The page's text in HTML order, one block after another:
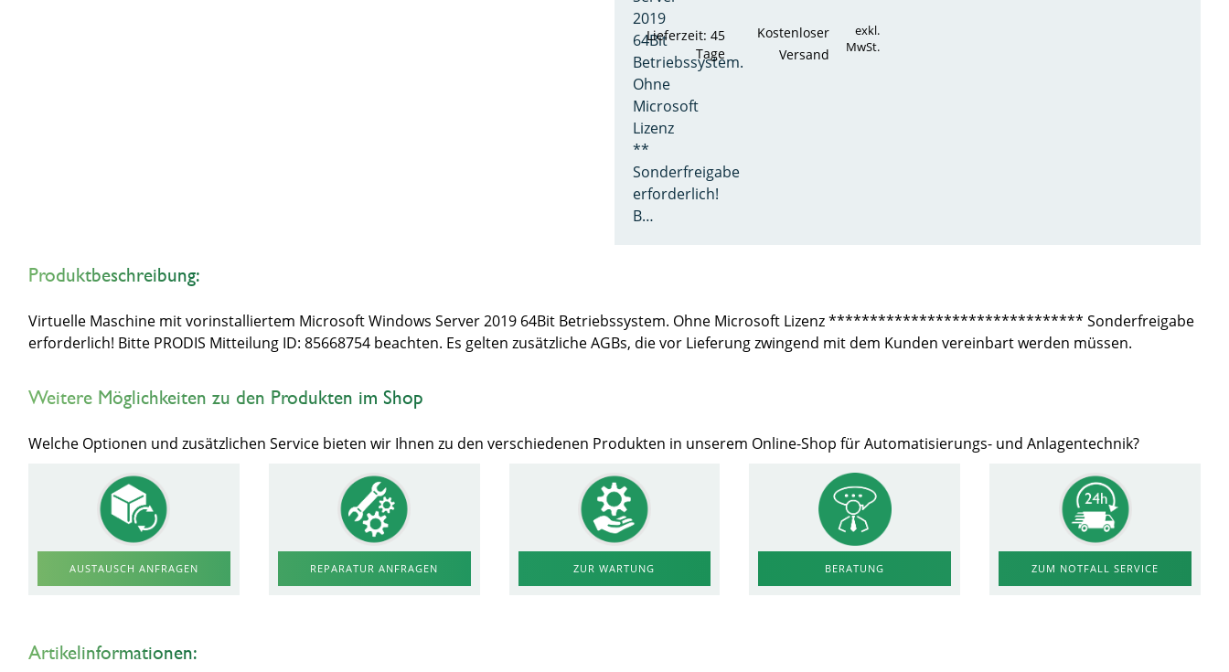
2019
64Bit
Betriebssystem.
Ohne
Microsoft
Lizenz
**
Sonderfreigabe
erforderlich!
B…
Lieferzeit: 45
Tage
Kostenloser
Versand
exkl.
MwSt.
Produktbeschreibung:
Virtuelle Maschine mit vorinstalliertem Microsoft Windows Server 2019 64Bit Betriebssystem. Ohne Microsoft Lizenz ******************************* Sonderfreigabe
erforderlich! Bitte PRODIS Mitteilung ID: 85668754 beachten. Es gelten zusätzliche AGBs, die vor Lieferung zwingend mit dem Kunden vereinbart werden müssen.
Weitere Möglichkeiten zu den Produkten im Shop
Welche Optionen und zusätzlichen Service bieten wir Ihnen zu den verschiedenen Produkten in unserem Online-Shop für Automatisierungs- und Anlagentechnik?
AUSTAUSCH ANFRAGEN REPARATUR ANFRAGEN ZUR WARTUNG BERATUNG ZUM NOTFALL SERVICE
Artikelinformationen: